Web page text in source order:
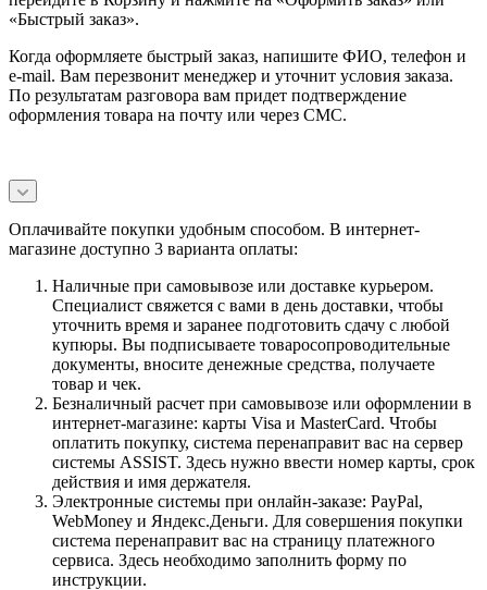
«Быстрый заказ».
Когда оформляете быстрый заказ, напишите ФИО, телефон и
e-mail. Вам перезвонит менеджер и уточнит условия заказа.
По результатам разговора вам придет подтверждение
оформления товара на почту или через СМС.
Оплачивайте покупки удобным способом. В интернет-
магазине доступно 3 варианта оплаты:
Наличные при самовывозе или доставке курьером.
Специалист свяжется с вами в день доставки, чтобы
уточнить время и заранее подготовить сдачу с любой
купюры. Вы подписываете товаросопроводительные
документы, вносите денежные средства, получаете
товар и чек.
Безналичный расчет при самовывозе или оформлении в
интернет-магазине: карты Visa и MasterCard. Чтобы
оплатить покупку, система перенаправит вас на сервер
системы ASSIST. Здесь нужно ввести номер карты, срок
действия и имя держателя.
Электронные системы при онлайн-заказе: PayPal,
WebMoney и Яндекс.Деньги. Для совершения покупки
система перенаправит вас на страницу платежного
сервиса. Здесь необходимо заполнить форму по
инструкции.